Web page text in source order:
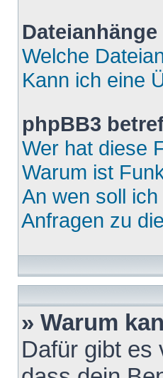
Dateianhänge
Welche
Kann ich eine
phpBB3
Wer hat diese
Warum ist
An wen soll
Anfragen zu
» Warum
Dafür gibt es